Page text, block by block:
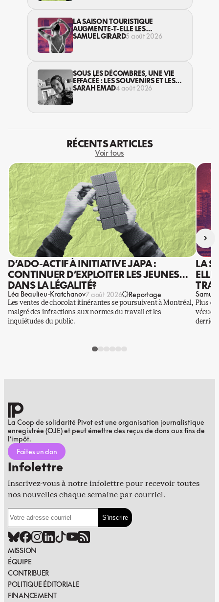
LA SAISON TOURISTIQUE
AUGMENTE-T-ELLE LES
VIOLENCES CONTRE LES
SAMUEL GIRARD5 août 2026
SOUS LES DÉCOMBRES, UNE VIE
EFFACÉE : LES SOUVENIRS ET LES
RÊVES PERDUS DES HABITANT·ES
SARAH EMAD4 août 2026
RÉCENTS ARTICLES
Voir tous
D’ADO-ACTIF À INITIATIVE JAPA :
CONTINUER D’EXPLOITER LES JEUNES…
DANS LA LÉGALITÉ?
Léa Beaulieu-Kratchanov7 août 2026 Reportage
Les ventes de chocolat itinérantes se poursuivent à Montréal,
malgré des infractions aux normes du travail et les
inquiétudes du public.
LA
Plus
vécues
›
La Coop de solidarité Pivot est une organisation journalistique
enregistrée (OJE) et peut émettre des reçus de dons aux fins de
l’impôt.
Faites un don
Infolettre
Inscrivez-vous à notre infolettre pour recevoir toutes
nos nouvelles chaque semaine par courriel.
MISSION
ÉQUIPE
CONTRIBUER
POLITIQUE ÉDITORIALE
FINANCEMENT